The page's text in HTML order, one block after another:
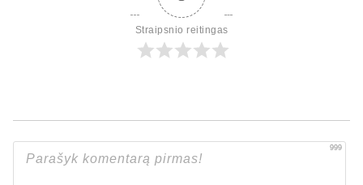
Straipsnio reitingas
999